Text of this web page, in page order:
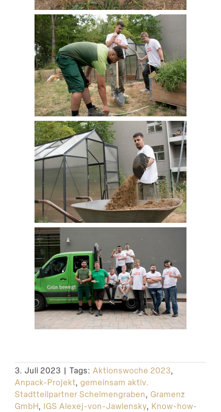
3. Juli 2023 | Tags: Aktionswoche 2023,
Anpack-Projekt, gemeinsam aktiv.
Stadtteilpartner Schelmengraben, Gramenz
GmbH, IGS Alexej-von-Jawlensky, Know-how-